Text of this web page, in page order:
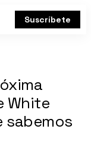
Suscríbete
White
sabemos